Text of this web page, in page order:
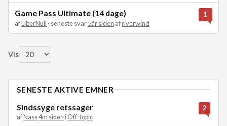
Game Pass Ultimate (14 dage)
afLiberNull · seneste svar5år siden afriverwind
1
Vis
SENESTE AKTIVE EMNER
Sindssyge retssager
af Nass4m siden i Off-topic
2